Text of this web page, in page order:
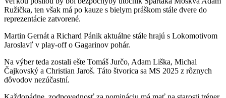
Ružička, ten však má po kauze s bielym práškom stále dvere do
reprezentácie zatvorené.
Martin Gernát a Richard Pánik aktuálne stále hrajú s Lokomotivom
Jaroslavľ v play-off o Gagarinov pohár.
Na výber teda zostali ešte Tomáš Jurčo, Adam Liška, Michal
Čajkovský a Christian Jaroš. Táto štvorica sa MS 2025 z rôznych
dôvodov nezúčastní.